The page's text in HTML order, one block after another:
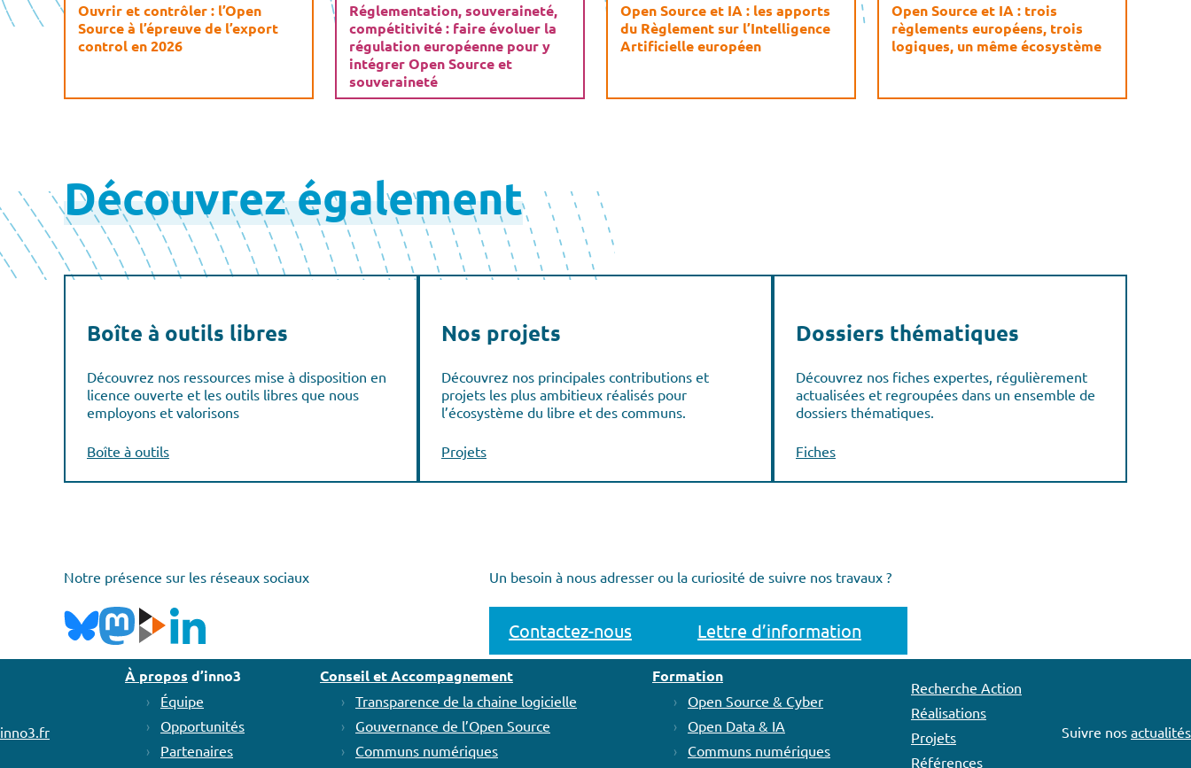
Ouvrir et contrôler : l’Open
Source à l’épreuve de l’export
control en 2026
Réglementation, souveraineté,
compétitivité : faire évoluer la
régulation européenne pour y
intégrer Open Source et
souveraineté
Open Source et IA : les apports
du Règlement sur l’Intelligence
Artificielle européen
Open Source et IA : trois
règlements européens, trois
logiques, un même écosystème
Découvrez également
Boîte à outils libres
Découvrez nos ressources mise à disposition en
licence ouverte et les outils libres que nous
employons et valorisons
Boîte à outils
Nos projets
Découvrez nos principales contributions et
projets les plus ambitieux réalisés pour
l’écosystème du libre et des communs.
Projets
Dossiers thématiques
Découvrez nos fiches expertes, régulièrement
actualisées et regroupées dans un ensemble de
dossiers thématiques.
Fiches
Notre présence sur les réseaux sociaux Un besoin à nous adresser ou la curiosité de suivre nos travaux ?
Contactez-nous Lettre d’information
inno3.fr
À propos d’inno3
Équipe
Opportunités
Partenaires
Conseil et Accompagnement
Transparence de la chaine logicielle
Gouvernance de l’Open Source
Communs numériques
Formation
Open Source & Cyber
Open Data & IA
Communs numériques
Recherche Action
Réalisations
Projets
Références
Suivre nos actualités